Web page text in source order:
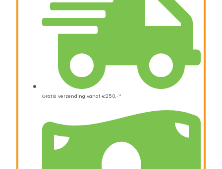
Gratis verzending vanaf €250,-*